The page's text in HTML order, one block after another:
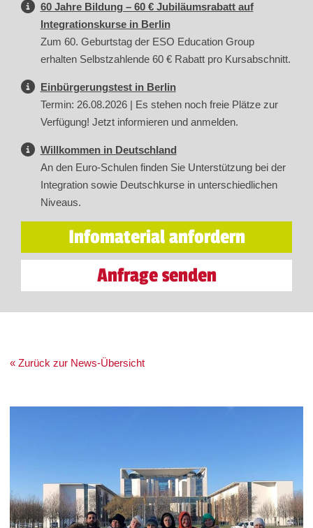
60 Jahre Bildung – 60 € Jubiläumsrabatt auf
Integrationskurse in Berlin
Zum 60. Geburtstag der ESO Education Group
erhalten Selbstzahlende 60 € Rabatt pro Kursabschnitt.
Einbürgerungstest in Berlin
Termin: 26.08.2026 | Es stehen noch freie Plätze zur
Verfügung! Jetzt informieren und anmelden.
Willkommen in Deutschland
An den Euro-Schulen finden Sie Unterstützung bei der
Integration sowie Deutschkurse in unterschiedlichen
Niveaus.
Infomaterial anfordern
Anfrage senden
« Zurück zur News-Übersicht